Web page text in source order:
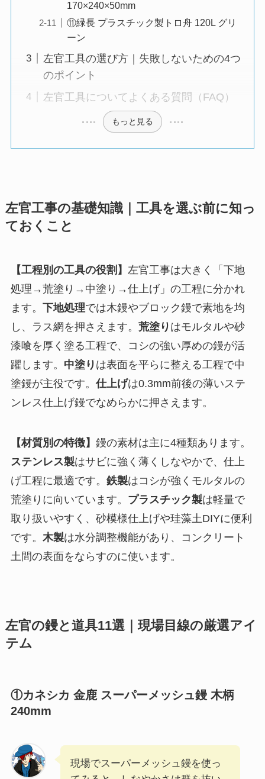
170×240×50mm
⑪緑長 プラスチック製トロ舟 120L グリ
ーン
左官工具の選び方｜失敗しないための4つ
のポイント
左官工具についてよくある質問（FAQ）
もっと見る
左官工事の基礎知識｜工具を選ぶ前に知っ
ておくこと
【工程別の工具の役割】 左官工事は大きく「下地
処理→荒塗り→中塗り→仕上げ」の工程に分かれ
ます。 下地処理では木鏝やブロック鏝で素地を均
し、ラス網を押さえます。 荒塗り はモルタルや砂
漆喰を厚く塗る工程で、コシの強い厚めの鏝が活
躍します。 中塗り は表面を平らに整える工程で中
塗鏝が主役です。 仕上げは0.3mm前後の薄いステ
ンレス仕上げ鏝でなめらかに押さえます。
【材質別の特徴】 鏝の素材は主に4種類あります。
ステンレス製はサビに強く薄くしなやかで、仕上
げ工程に最適です。 鉄製はコシが強くモルタルの
荒塗りに向いています。 プラスチック製は軽量で
取り扱いやすく、砂模様仕上げや珪藻土DIYに便利
です。 木製は水分調整機能があり、コンクリート
土間の表面をならすのに使います。
左官の鏝と道具11選｜現場目線の厳選アイ
テム
①カネシカ 金鹿 スーパーメッシュ鏝 木柄
240mm
現場でスーパーメッシュ鏝を使っ